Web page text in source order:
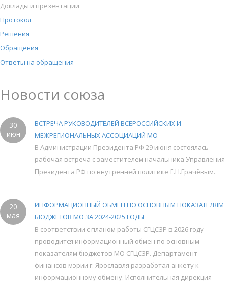
Доклады и презентации
Протокол
Решения
Обращения
Ответы на обращения
Новости союза
30
июн
ВСТРЕЧА РУКОВОДИТЕЛЕЙ ВСЕРОССИЙСКИХ И
МЕЖРЕГИОНАЛЬНЫХ АССОЦИАЦИЙ МО
В Администрации Президента РФ 29 июня состоялась
рабочая встреча с заместителем начальника Управления
Президента РФ по внутренней политике Е.Н.Грачёвым.
20
мая
ИНФОРМАЦИОННЫЙ ОБМЕН ПО ОСНОВНЫМ ПОКАЗАТЕЛЯМ
БЮДЖЕТОВ МО ЗА 2024-2025 ГОДЫ
В соответствии с планом работы СГЦСЗР в 2026 году
проводится информационный обмен по основным
показателям бюджетов МО СГЦСЗР. Департамент
финансов мэрии г. Ярославля разработал анкету к
информационному обмену. Исполнительная дирекция